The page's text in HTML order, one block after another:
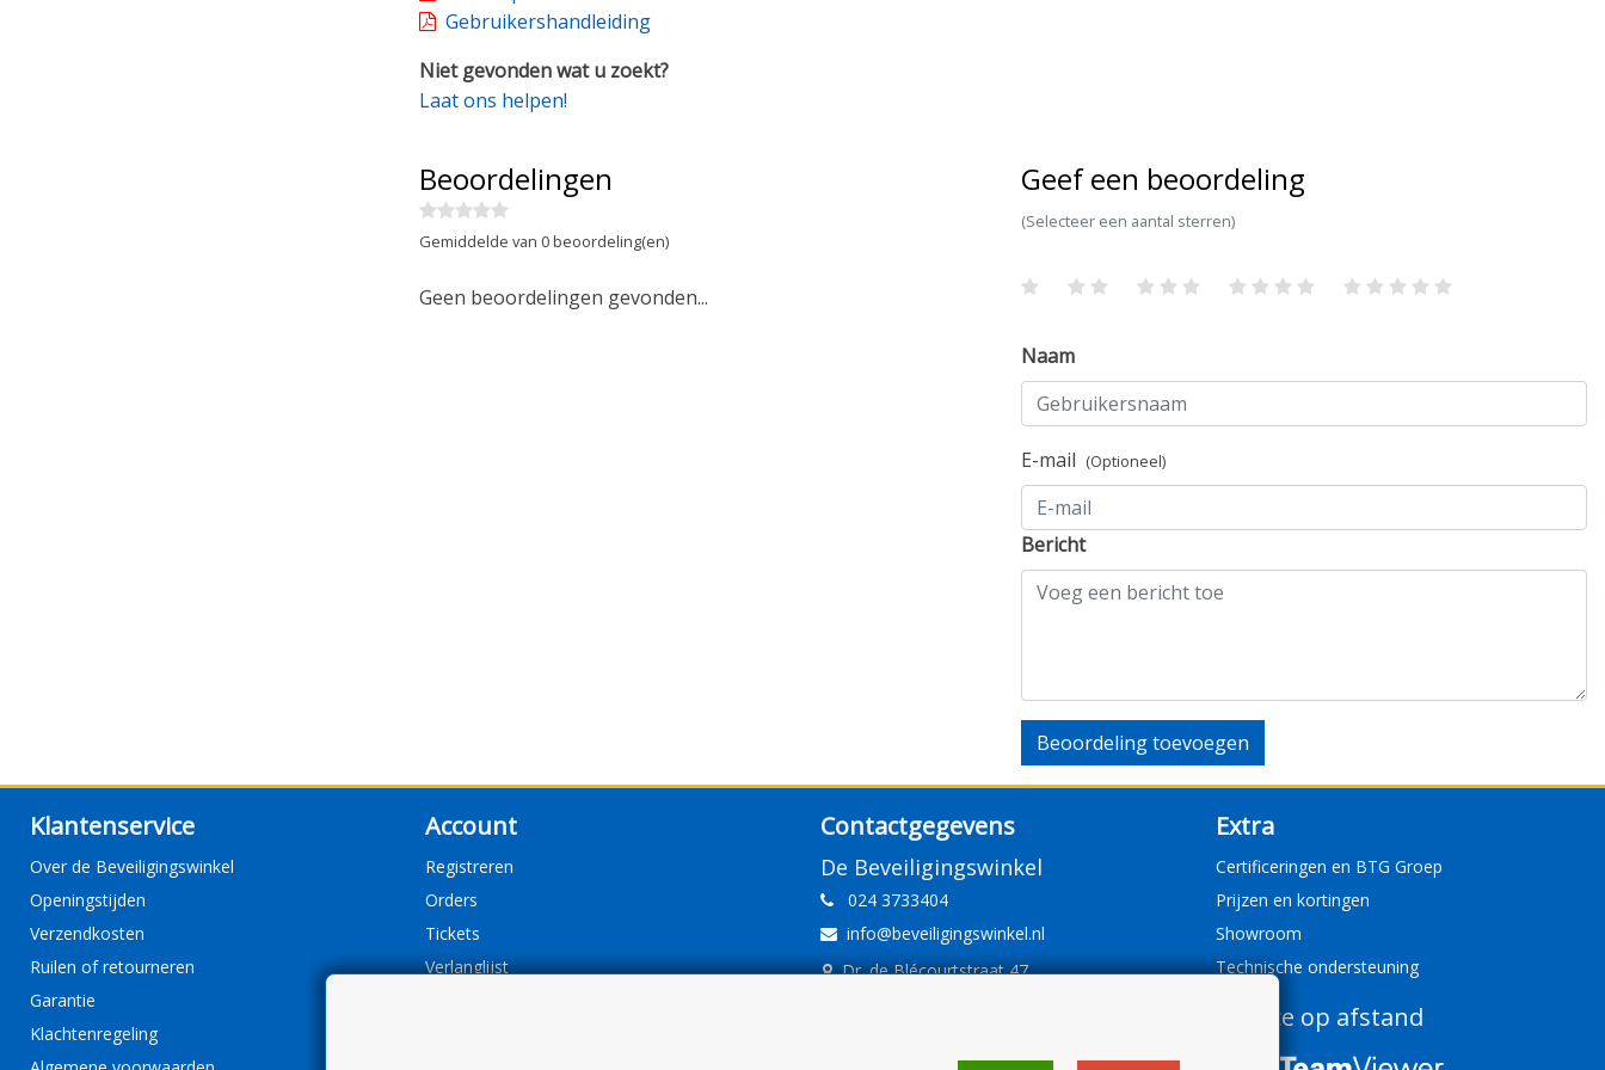
Gebruikershandleiding
Niet gevonden wat u zoekt?
Laat ons helpen!
Beoordelingen
Gemiddelde van 0 beoordeling(en)
Geen beoordelingen gevonden...
Geef een beoordeling
(Selecteer een aantal sterren)
Naam
E-mail (Optioneel)
Bericht
Beoordeling toevoegen
Klantenservice
Over de Beveiligingswinkel
Openingstijden
Verzendkosten
Ruilen of retourneren
Garantie
Klachtenregeling
Account
Registreren
Orders
Tickets
Verlanglijst
Contactgegevens
De Beveiligingswinkel
024 3733404
info@beveiligingswinkel.nl
Dr. de Blécourtstraat 47
Extra
Certificeringen en BTG Groep
Prijzen en kortingen
Showroom
Technische ondersteuning
Service op afstand